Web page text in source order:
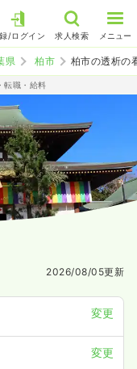
/ログイン 求人検索 メニュー
県 柏市 柏市の透析の
転職・給料
2026/08/05更新
変更
変更